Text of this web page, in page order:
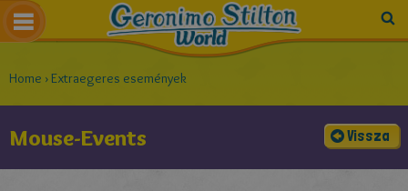
Home ›Extraegeres események
Mouse-Events Vissza